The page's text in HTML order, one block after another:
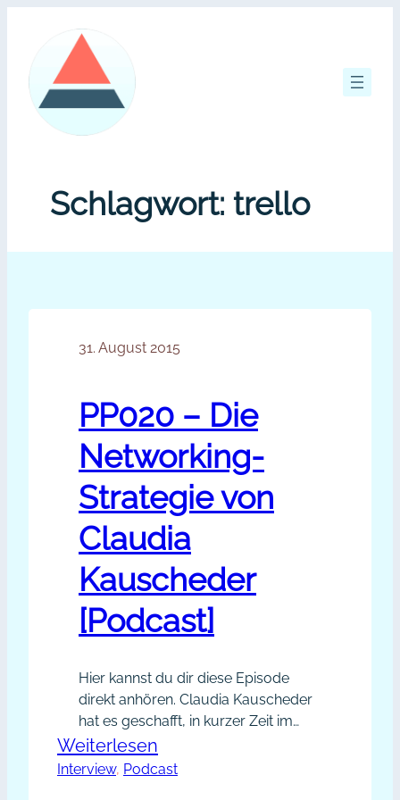
springen
Schlagwort: trello
31. August 2015
PP020 – Die
Networking-
Strategie von
Claudia
Kauscheder
[Podcast]
Hier kannst du dir diese Episode
direkt anhören. Claudia Kauscheder
hat es geschafft, in kurzer Zeit im
Web mit dem Abenteuer Homeoffice
sichtbar zu werden. Sie netzwerkt
Weiterlesen
PP020
Interview, Podcast